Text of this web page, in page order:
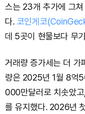
스는 23개 추가에 그
다. 코인게코
데 5곳이 현물보다 무
거래량 증가세는 더 가
량은 2025년 1월 8억
000만달러로 치솟았
를 유지했다. 2026년